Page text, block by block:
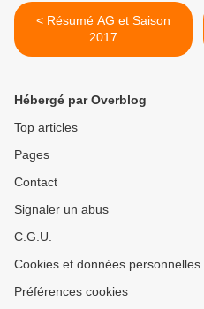
< Résumé AG et Saison
2017
Hébergé par Overblog
Top articles
Pages
Contact
Signaler un abus
C.G.U.
Cookies et données personnelles
Préférences cookies